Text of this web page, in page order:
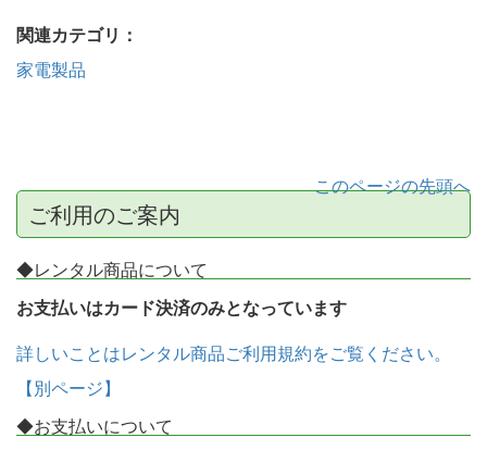
関連カテゴリ：
家電製品
このページの先頭へ
ご利用のご案内
◆レンタル商品について
お支払いはカード決済のみとなっています
詳しいことはレンタル商品ご利用規約をご覧ください。
【別ページ】
◆お支払いについて